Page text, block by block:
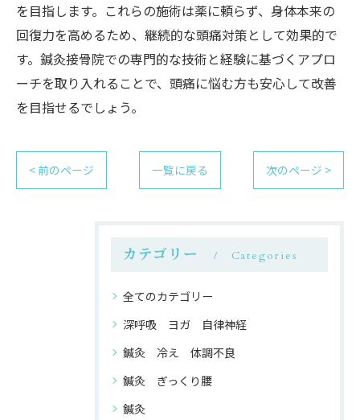
を目指します。これらの施術は薬に頼らず、身体本来の
回復力を高めるため、継続的な頭痛対策として効果的で
す。鍼灸接骨院での専門的な技術と経験に基づくアプロ
ーチを取り入れることで、頭痛に悩む方も安心して改善
を目指せるでしょう。
< 前のページ 一覧に戻る 次のページ >
カテゴリー Categories
全てのカテゴリー
深呼吸 ヨガ 自律神経
鍼灸 冷え 体調不良
鍼灸 ぎっくり腰
鍼灸